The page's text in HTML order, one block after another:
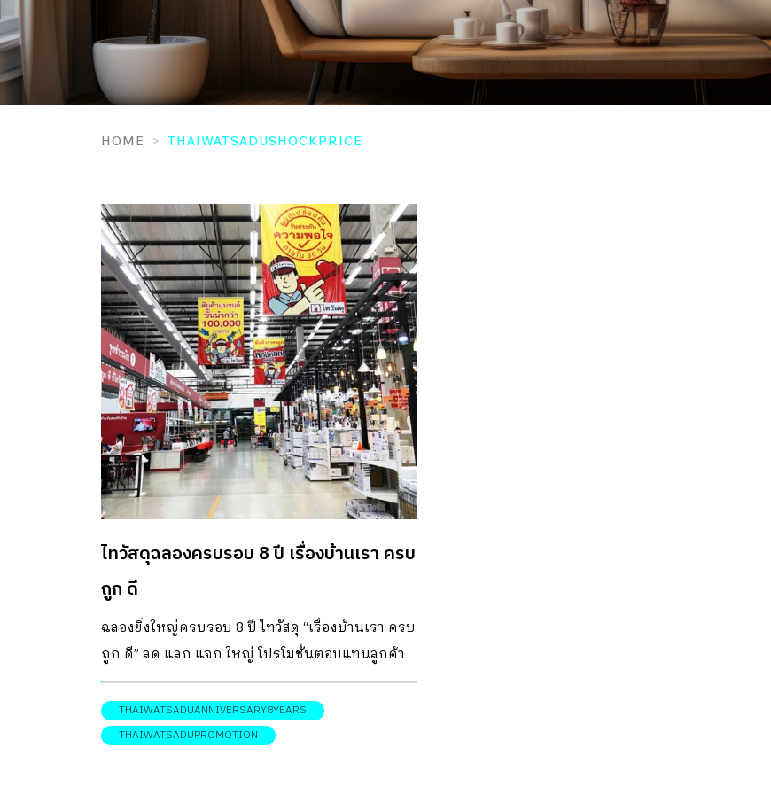
HOME THAIWATSADUSHOCKPRICE
ไทวัสดุฉลองครบรอบ 8 ปี เรื่องบ้านเรา ครบ
ถูก ดี
ฉลองยิ่งใหญ่ครบรอบ 8 ปี ไทวัสดุ “เรื่องบ้านเรา ครบ
ถูก ดี” ลด แลก แจก ใหญ่ โปรโมชั่นตอบแทนลูกค้า
มากมาย แจกสะใจทั้งคูปองส่วนลด 500 บาท
THAIWATSADUANNIVERSARY8YEARS
THAIWATSADUPROMOTION